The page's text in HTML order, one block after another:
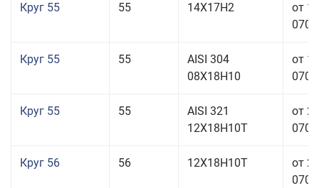
Круг 55 55 14Х17Н2
от
Круг 55 55
AISI 304
08Х18Н10
от
Круг 55 55
AISI 321
12Х18Н10Т
от
Круг 56 56 12Х18Н10Т
от